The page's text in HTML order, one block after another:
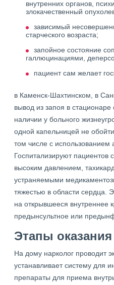
внутренних органов,
злокачественный
зависимый
старческого возраста;
запойное состояние
галлюцинациями,
пациент сам желает
в Каменск-Шахтинском, в
вывод из запоя в
наличии у больного
одной капельницей не
том числе с использованием
Госпитализируют пациентов
высоким давлением,
устраняемыми
тяжестью в области сердца.
на открывшееся внутреннее
предынсультное или
Этапы
На дому нарколог проводит
устанавливает систему для
препараты для приема